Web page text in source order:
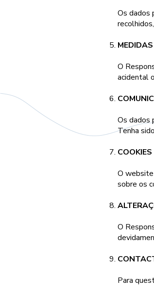
Os dados
O
acidental
Os dados
Tenha
COOKIES
O website
sobre os
O
Para